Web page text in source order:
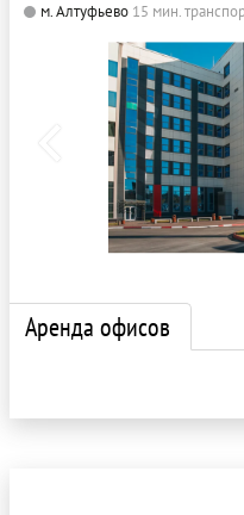
м. Алтуфьево 15 мин.
Аренда офисов